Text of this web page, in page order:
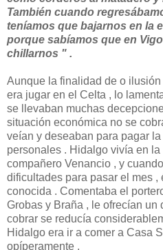
También cuando
teníamos que bajarnos en la
porque sabíamos que en
chillarnos " .
Aunque la finalidad de o
era jugar en el Celta , lo
se llevaban muchas
situación económica no se
veían y deseaban para pagar
personales . Hidalgo vivía en
compañero Venancio , y
dificultades para pasar el mes ,
conocida . Comentaba el
Grobas y Braña , le ofrecían un
cobrar se reducía
Hidalgo era ir a comer a Casa
opíperamente .